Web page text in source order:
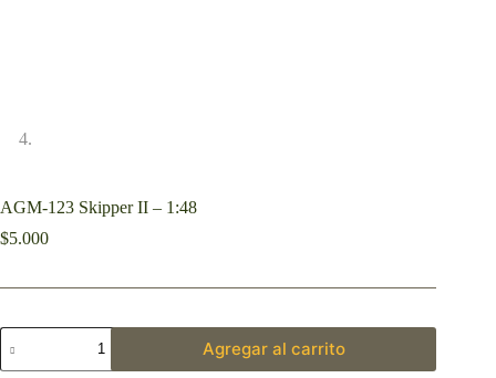
AGM-123 Skipper II – 1:48
$5.000
Agregar al carrito